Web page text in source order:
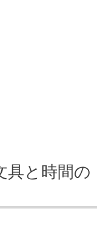
具と時間の